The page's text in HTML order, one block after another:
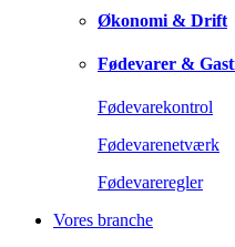
Økonomi & Drift
Fødevarer &
Fødevarekontrol
Fødevarenetværk
Fødevareregler
Vores branche